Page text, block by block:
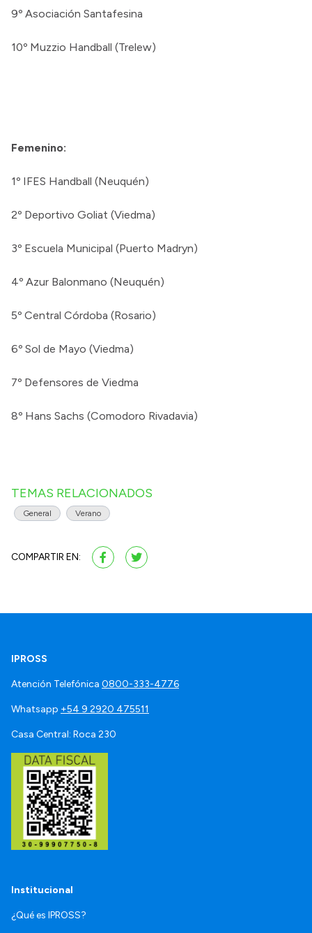
9º Asociación Santafesina
10º Muzzio Handball (Trelew)
Femenino:
1º IFES Handball (Neuquén)
2º Deportivo Goliat (Viedma)
3º Escuela Municipal (Puerto Madryn)
4º Azur Balonmano (Neuquén)
5º Central Córdoba (Rosario)
6º Sol de Mayo (Viedma)
7º Defensores de Viedma
8º Hans Sachs (Comodoro Rivadavia)
TEMAS RELACIONADOS
General Verano
COMPARTIR EN:
IPROSS
Atención Telefónica 0800-333-4776
Whatsapp +54 9 2920 475511
Casa Central: Roca 230
Institucional
¿Qué es IPROSS?